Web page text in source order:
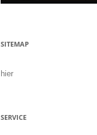
SITEMAP
hier
SERVICE